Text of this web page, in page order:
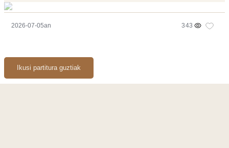
2026-07-05an 343
Ikusi partitura guztiak